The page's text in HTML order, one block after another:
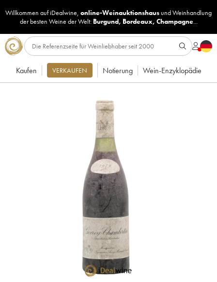
Willkommen auf iDealwine, online-Weinauktionshaus undWeinhandlung
der besten Weine der Welt: Burgund, Bordeaux, Champagne...
Kaufen VERKAUFEN Notierung Wein-Enzyklopädie